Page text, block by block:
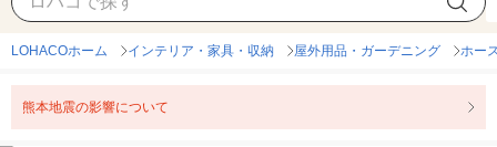
LOHACOホーム インテリア・家具・収納 屋外用品・ガーデニング ホー
熊本地震の影響について